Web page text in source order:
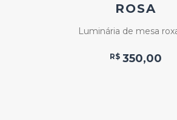
ROSA
Luminária de mesa
R$ 350,00